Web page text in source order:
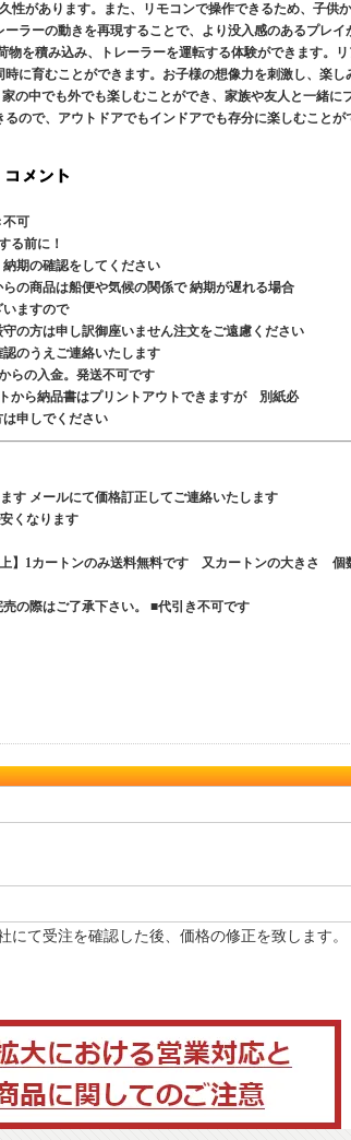
性があります。また、リモコンで操作できるため、子供か
ラーの動きを再現することで、より没入感のあるプレイ
を積み込み、トレーラーを運転する体験ができます。
に育むことができます。お子様の想像力を刺激し、楽し
の中でも外でも楽しむことができ、家族や友人と一緒に
ので、アウトドアでもインドアでも存分に楽しむことが
不可
る前に！
期の確認をしてください
らの商品は船便や気候の関係で 納期が遅れる場合
いますので
守の方は申し訳御座いません注文をご遠慮ください
認のうえご連絡いたします
らの入金。発送不可です
から納品書はプリントアウトできますが 別紙必
は申しでください
す メールにて価格訂正してご連絡いたします
くなります
】1カートンのみ送料無料です 又カートンの大きさ 個
の際はご了承下さい。 ■代引き不可です
て受注を確認した後、価格の修正を致します。